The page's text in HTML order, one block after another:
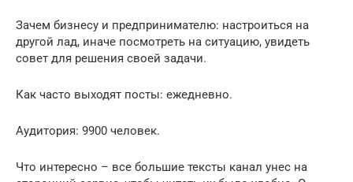
Зачем бизнесу и предпринимателю: настроиться на
другой лад, иначе посмотреть на ситуацию, увидеть
совет для решения своей задачи.
Как часто выходят посты: ежедневно.
Аудитория: 9900 человек.
Что интересно – все большие тексты канал унес на